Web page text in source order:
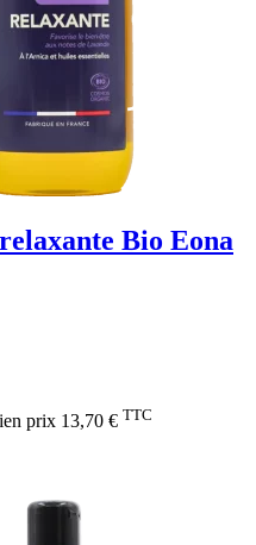
Bio Eona
prix 13,70 € TTC